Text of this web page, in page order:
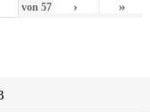
von 57 › »